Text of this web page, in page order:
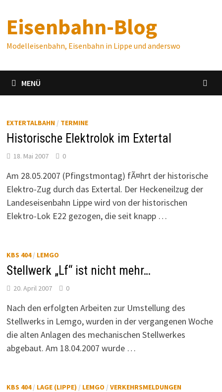
Inhalt
springen
Eisenbahn-Blog
Modelleisenbahn, Eisenbahn in Lippe und anderswo
MENÜ
EXTERTALBAHN/ TERMINE
Historische Elektrolok im Extertal
18. Mai 2007 0
Am 28.05.2007 (Pfingstmontag) fÃ¤hrt der historische
Elektro-Zug durch das Extertal. Der Heckeneilzug der
Landeseisenbahn Lippe wird von der historischen
Elektro-Lok E22 gezogen, die seit knapp …
KBS 404/ LEMGO
Stellwerk „Lf“ ist nicht mehr…
20. April 2007 0
Nach den erfolgten Arbeiten zur Umstellung des
Stellwerks in Lemgo, wurden in der vergangenen Woche
die alten Anlagen des mechanischen Stellwerkes
abgebaut. Am 18.04.2007 wurde …
KBS 404/ LAGE (LIPPE) / LEMGO / VERKEHRSMELDUNGEN